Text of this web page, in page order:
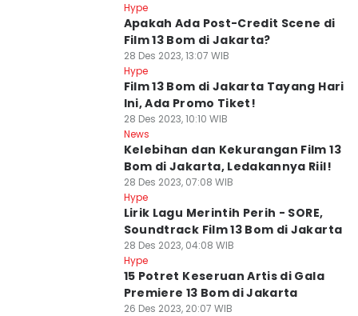
Hype
Apakah Ada Post-Credit Scene di
Film 13 Bom di Jakarta?
28 Des 2023, 13:07 WIB
Hype
Film 13 Bom di Jakarta Tayang Hari
Ini, Ada Promo Tiket!
28 Des 2023, 10:10 WIB
News
Kelebihan dan Kekurangan Film 13
Bom di Jakarta, Ledakannya Riil!
28 Des 2023, 07:08 WIB
Hype
Lirik Lagu Merintih Perih - SORE,
Soundtrack Film 13 Bom di Jakarta
28 Des 2023, 04:08 WIB
Hype
15 Potret Keseruan Artis di Gala
Premiere 13 Bom di Jakarta
26 Des 2023, 20:07 WIB